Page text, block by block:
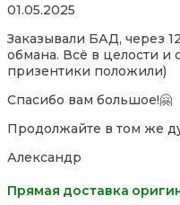
Rated
out
of
5
01.05.2025
Заказывали БАД, через
обмана. Всё в целости и
призентики положили)
Спасибо вам большое!🤗
Продолжайте в том же
Александр
Прямая доставка